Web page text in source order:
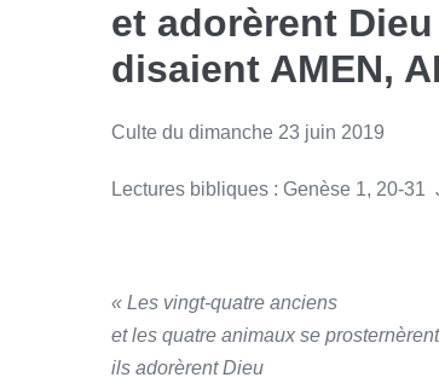
et adorèrent
disaient AMEN,
Culte du dimanche 23 juin 2019
Lectures bibliques : Genèse 1, 20-
« Les vingt-quatre anciens
et les quatre animaux se
ils adorèrent Dieu